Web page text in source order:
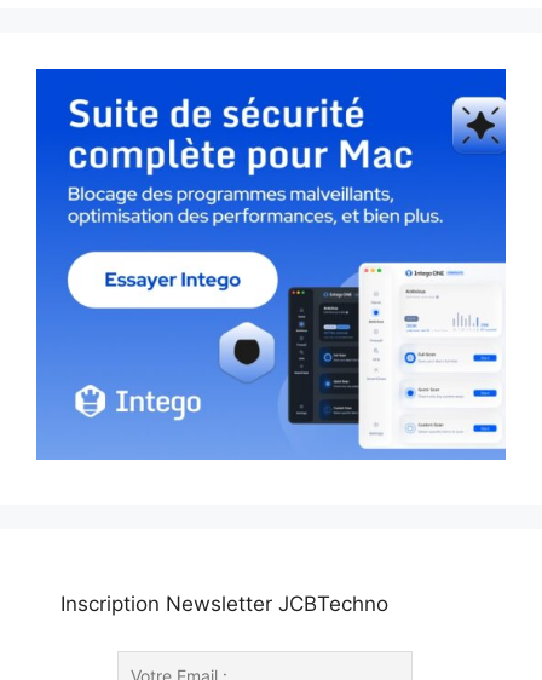
Inscription Newsletter JCBTechno